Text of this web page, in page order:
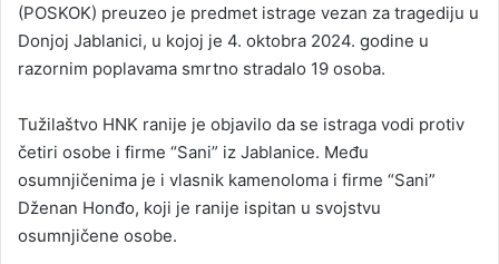
(POSKOK) preuzeo je predmet istrage vezan za tragediju u
Donjoj Jablanici, u kojoj je 4. oktobra 2024. godine u
razornim poplavama smrtno stradalo 19 osoba.
Tužilaštvo HNK ranije je objavilo da se istraga vodi protiv
četiri osobe i firme “Sani” iz Jablanice. Među
osumnjičenima je i vlasnik kamenoloma i firme “Sani”
Dženan Honđo, koji je ranije ispitan u svojstvu
osumnjičene osobe.